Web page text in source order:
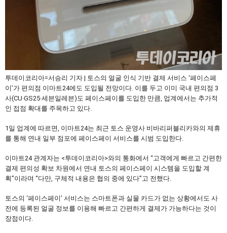
투데이코리아=서승리 기자 | 토스의 얼굴 인식 기반 결제 서비스 ‘페이스페
이’가 편의점 이마트24에도 도입될 전망이다. 이를 두고 이미 국내 편의점 3
사(CU·GS25·세븐일레븐)도 페이스페이를 도입한 만큼, 업계에서는 추가적
인 접점 확대를 주목하고 있다.
1일 업계에 따르면, 이마트24는 최근 토스 운영사 비바리퍼블리카와의 제휴
를 통해 연내 일부 점포에 페이스페이 서비스를 시범 도입한다.
이마트24 관계자는 <투데이코리아>와의 통화에서 “고객에게 빠르고 간편한
결제 편의성 확보 차원에서 연내 토스의 페이스페이 시스템을 도입할 계
획”이라며 “다만, 구체적 내용은 협의 중에 있다”고 전했다.
토스의 ‘페이스페이’ 서비스는 스마트폰과 실물 카드가 없는 상황에서도 사
전에 등록된 얼굴 정보를 이용해 빠르고 간편하게 결제가 가능하다는 것이
장점이다.